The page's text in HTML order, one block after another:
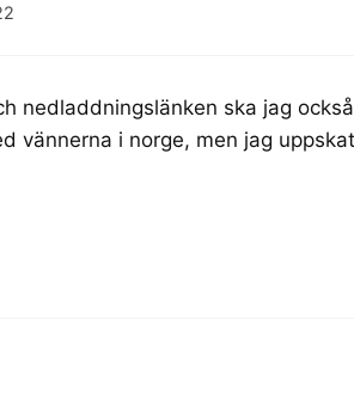
nedladdningslänken ska jag
vännerna i norge, men jag